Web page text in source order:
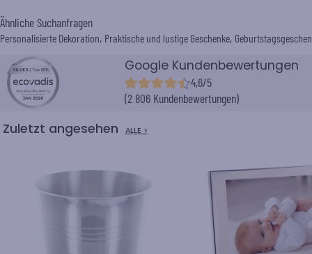
Ähnliche Suchanfragen
Personalisierte Dekoration Praktische und lustige Geschenke
Google Kundenbewertungen
4,6/5
(2 806 Kundenbewertungen)
Zuletzt angesehen ALLE >